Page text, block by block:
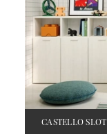
CASTELLO SLOT